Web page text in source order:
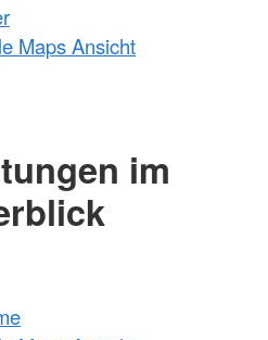
Maps Ansicht
im